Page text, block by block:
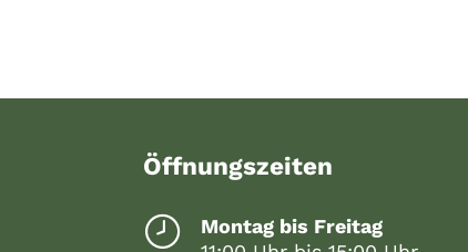
Öffnungszeiten
Montag bis Freitag